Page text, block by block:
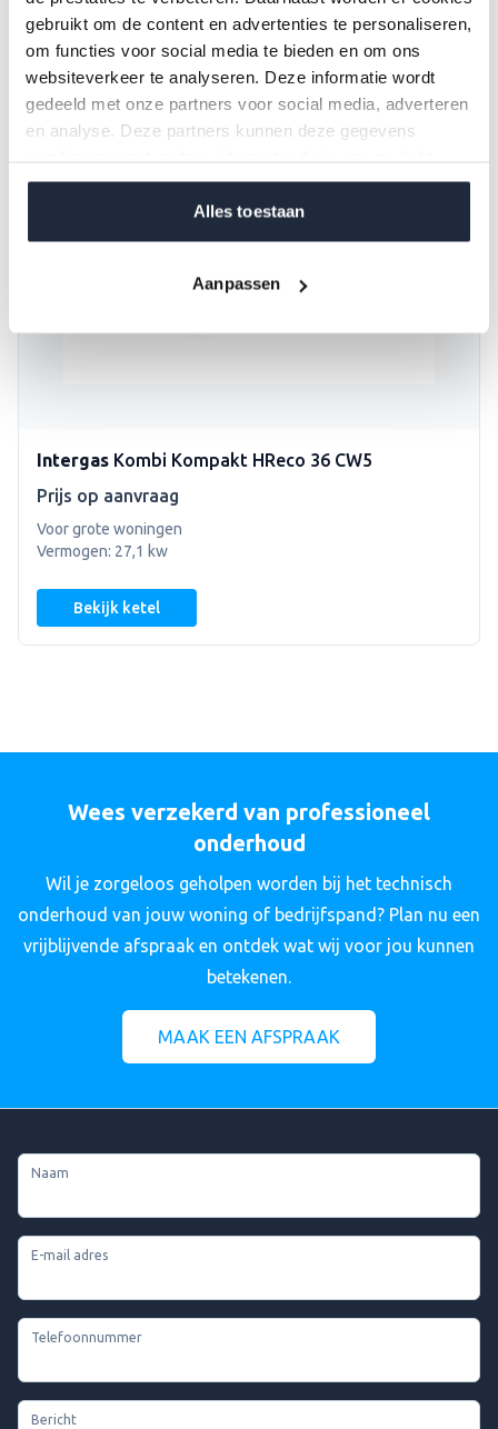
gebruikt om de content en advertenties te personaliseren,
om functies voor social media te bieden en om ons
websiteverkeer te analyseren. Deze informatie wordt
gedeeld met onze partners voor social media, adverteren
en analyse. Deze partners kunnen deze gegevens
verstrekt of die ze hebben verzameld op basis van jouw
gebruik van hun services.Alles toestaan
Aanpassen
Intergas Kombi Kompakt HReco 36 CW5
Prijs op aanvraag
Voor grote woningen
Vermogen: 27,1 kw
Bekijk ketel
Wees verzekerd van professioneel
onderhoud
Wil je zorgeloos geholpen worden bij het technisch
onderhoud van jouw woning of bedrijfspand? Plan nu een
vrijblijvende afspraak en ontdek wat wij voor jou kunnen
betekenen.
MAAK EEN AFSPRAAK
Naam
E-mail adres
Telefoonnummer
Bericht